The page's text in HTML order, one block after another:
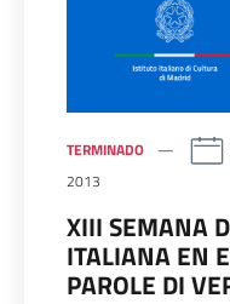
TERMINADO
2013
XIII SEMANA
ITALIANA EN
PAROLE DI